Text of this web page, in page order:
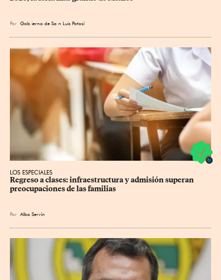
Por Gob ierno de Sa n Luis Potosí
LOS ESPECIALES
Regreso a clases: infraestructura y admisión superan
preocupaciones de las familias
Por Alba Servín